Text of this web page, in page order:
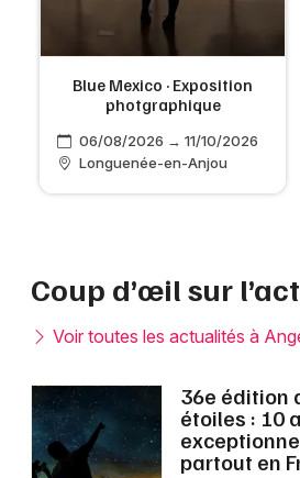
Blue Mexico · Exposition
photgraphique
06/08/2026 → 11/10/2026
Longuenée-en-Anjou
Coup d’œil sur
Voir toutes les actualités à
36e édition
étoiles : 10
partout en